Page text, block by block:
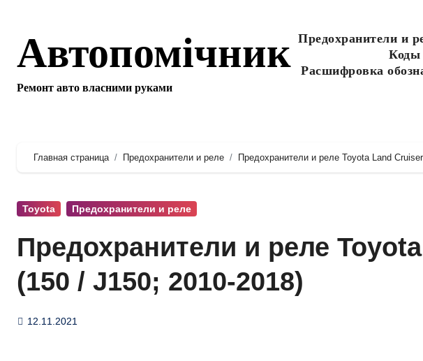
содержанию
Автопомічник
Ремонт авто власними руками
Предохранители и
Коды
Расшифровка
Главная страница Предохранители и реле Предохранители и реле Toyota Land
Toyota Предохранители и реле
Предохранители и реле
(150 / J150; 2010-2018)
12.11.2021